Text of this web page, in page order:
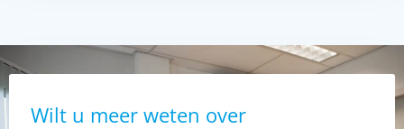
Wilt u meer weten over